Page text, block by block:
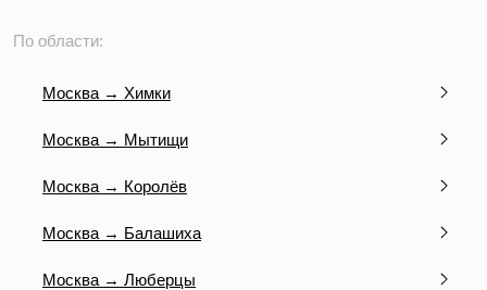
По области:
Москва → Химки
Москва → Мытищи
Москва → Королёв
Москва → Балашиха
Москва → Люберцы